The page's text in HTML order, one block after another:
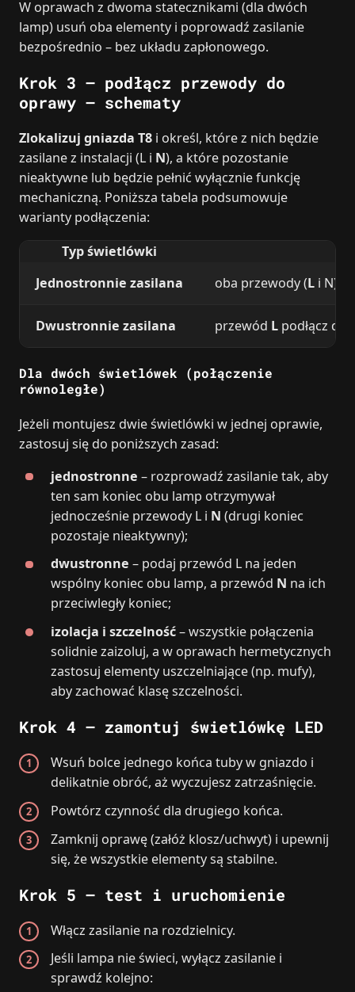
W oprawach z dwoma statecznikami (dla dwóch
lamp) usuń oba elementy i poprowadź zasilanie
bezpośrednio – bez układu zapłonowego.
Krok 3 – podłącz przewody do
oprawy – schematy
Zlokalizuj gniazda T8 i określ, które z nich będzie
zasilane z instalacji (L i N), a które pozostanie
nieaktywne lub będzie pełnić wyłącznie funkcję
mechaniczną. Poniższa tabela podsumowuje
warianty podłączenia:
Typ świetlówki
Jednostronnie zasilana
oba przewody (L i N)
Dwustronnie zasilana przewód L podłącz do
Dla dwóch świetlówek (połączenie
równoległe)
Jeżeli montujesz dwie świetlówki w jednej oprawie,
zastosuj się do poniższych zasad:
jednostronne – rozprowadź zasilanie tak, aby
ten sam koniec obu lamp otrzymywał
jednocześnie przewody L i N (drugi koniec
pozostaje nieaktywny);
dwustronne – podaj przewód L na jeden
wspólny koniec obu lamp, a przewód N na ich
przeciwległy koniec;
izolacja i szczelność– wszystkie połączenia
solidnie zaizoluj, a w oprawach hermetycznych
zastosuj elementy uszczelniające (np. mufy),
aby zachować klasę szczelności.
Krok 4 – zamontuj świetlówkę LED
Wsuń bolce jednego końca tuby w gniazdo i
delikatnie obróć, aż wyczujesz zatrzaśnięcie.
Powtórz czynność dla drugiego końca.
Zamknij oprawę (załóż klosz/uchwyt) i upewnij
się, że wszystkie elementy są stabilne.
Krok 5 – test i uruchomienie
Włącz zasilanie na rozdzielnicy.
Jeśli lampa nie świeci, wyłącz zasilanie i
sprawdź kolejno: